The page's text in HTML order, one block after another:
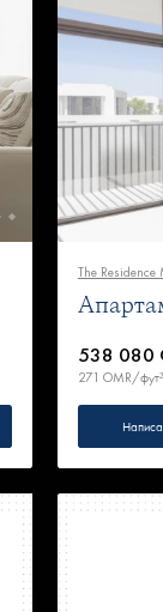
The
538 080
271 OMR/фут²